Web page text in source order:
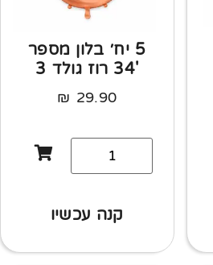
5 יח׳ בלון מספר
'34 רוז גולד 3
29.90
₪
קנה עכשיו